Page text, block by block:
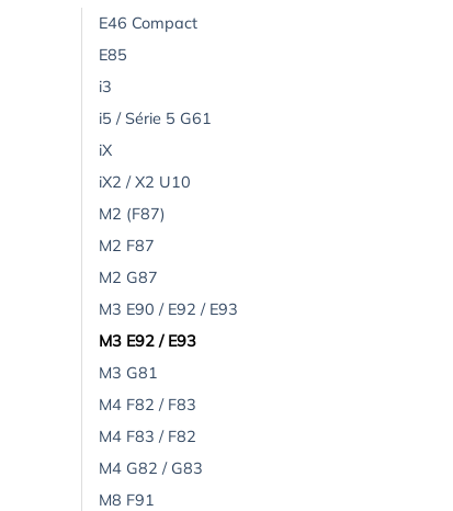
E46 Compact
E85
i3
i5 / Série 5 G61
iX
iX2 / X2 U10
M2 (F87)
M2 F87
M2 G87
M3 E90 / E92 / E93
M3 E92 / E93
M3 G81
M4 F82 / F83
M4 F83 / F82
M4 G82 / G83
M8 F91